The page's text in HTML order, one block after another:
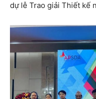
dự lễ Trao giải Thiết kế